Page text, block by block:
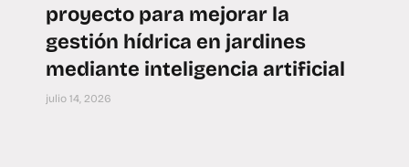
proyecto para mejorar la
gestión hídrica en jardines
mediante inteligencia artificial
julio 14, 2026